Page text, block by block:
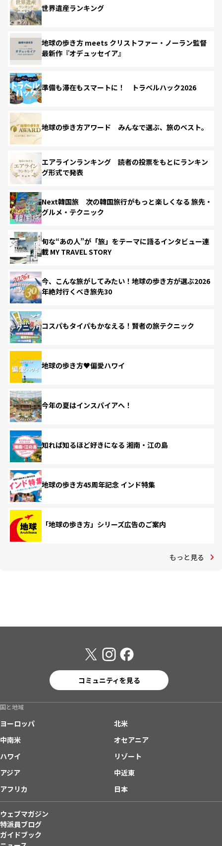
世界遺産ランキング
地球の歩き方 meets クリストファー・ノーラン監督
最新作『オデュッセイア』
準備も滞在もスマートに！ トラベルハック2026
地球の歩き方アワード みんなで選ぶ、旅のベスト。
エアラインランキング 読者の投票をもとにランキン
グ形式で発表
Next韓国旅 次の韓国旅行がもっと楽しくなる 旅先・
グルメ・テクニック
旬な“あの人”が「旅」をテーマに語るインタビュー連
載 MY TRAVEL STORY
今、こんな旅がしてみたい！地球の歩き方が選ぶ2026
年絶対行くべき旅先30
コスパもタイパもかなえる！賢者の旅テクニック
地球の歩き方♥偏愛ハワイ
今年の夏はインスパイアへ！
知れば知るほど好きになる 湘南・江の島
地球の歩き方45周年記念 インド特集
「地球の歩き方」シリーズ広告のご案内
もっと見る
コミュニティを見る
国と地域
ヨーロッパ
北米
中南米
オセアニア
ハワイ
リゾート
アジア
中近東
アフリカ
日本
ウェブマガジン
特派員ブログ
ガイドブック